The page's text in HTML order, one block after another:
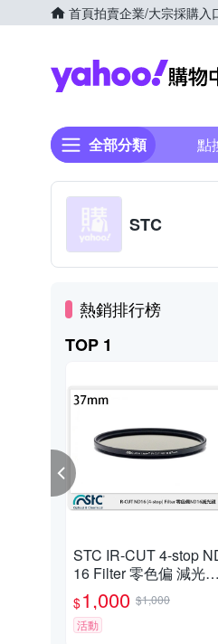
首頁拍賣企業/大宗採購入
全部分類 點
STC
熱銷排行榜
TOP 1
STC IR-CUT 4-stop
16 Filter 零色偏 減光鏡
43mm (43,公司貨)
$1,000 $1,000
活動